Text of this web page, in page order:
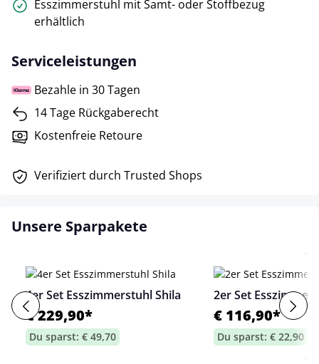
Esszimmerstuhl mit Samt- oder Stoffbezug
erhältlich
Serviceleistungen
Bezahle in 30 Tagen
14 Tage Rückgaberecht
Kostenfreie Retoure
Verifiziert durch Trusted Shops
Unsere Sparpakete
4er Set Esszimmerstuhl Shila
€ 229,90*
Du sparst: € 49,70
2er Set
€ 116,90*
Du sparst: € 22,90